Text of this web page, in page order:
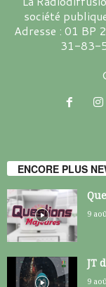
société
Adresse : 01 BP
31-83-
ENCORE PLUS
9
JT
9